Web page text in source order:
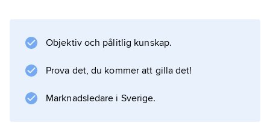
Orter:
Information om artikeln
Objektiv och pålitlig kunskap.
Prova det, du kommer att gilla det!
Marknadsledare i Sverige.